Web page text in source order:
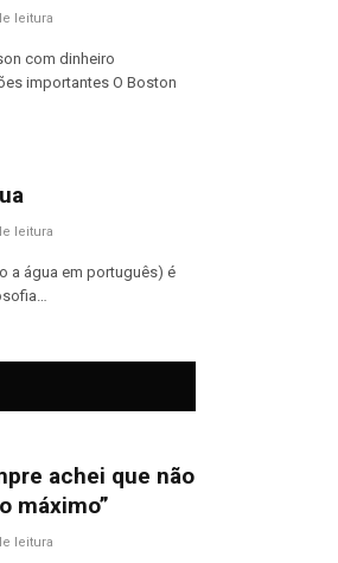
leitura
com dinheiro
importantes O Boston
leitura
a água em português) é
achei que não
máximo”
leitura